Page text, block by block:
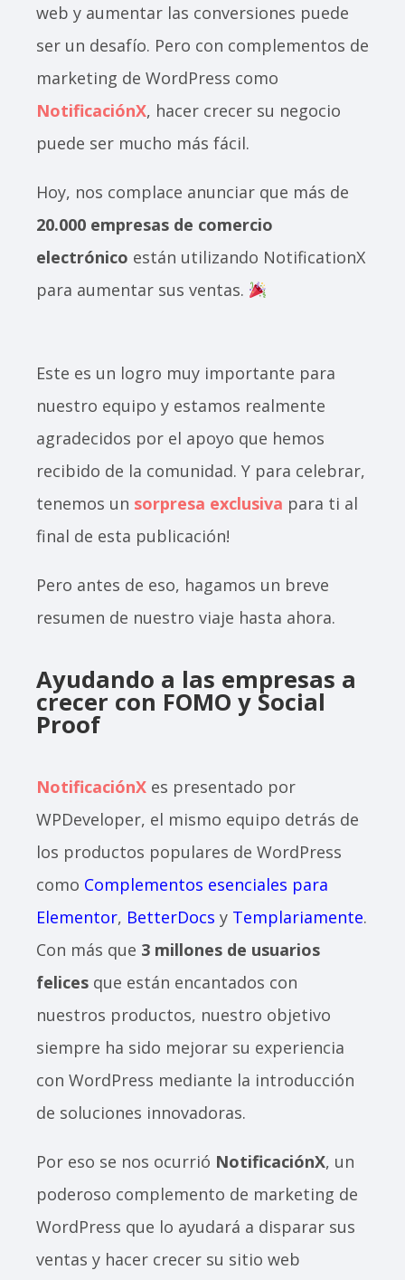
web y aumentar las conversiones puede
ser un desafío. Pero con complementos de
marketing de WordPress como
NotificaciónX, hacer crecer su negocio
puede ser mucho más fácil.
Hoy, nos complace anunciar que más de
20.000 empresas de comercio
electrónico están utilizando NotificationX
para aumentar sus ventas.
Este es un logro muy importante para
nuestro equipo y estamos realmente
agradecidos por el apoyo que hemos
recibido de la comunidad. Y para celebrar,
tenemos un sorpresa exclusiva para ti al
final de esta publicación!
Pero antes de eso, hagamos un breve
resumen de nuestro viaje hasta ahora.
Ayudando a las empresas a
crecer con FOMO y Social
Proof
NotificaciónX es presentado por
WPDeveloper, el mismo equipo detrás de
los productos populares de WordPress
como Complementos esenciales para
Elementor, BetterDocs y Templariamente.
Con más que 3 millones de usuarios
felices que están encantados con
nuestros productos, nuestro objetivo
siempre ha sido mejorar su experiencia
con WordPress mediante la introducción
de soluciones innovadoras.
Por eso se nos ocurrió NotificaciónX, un
poderoso complemento de marketing de
WordPress que lo ayudará a disparar sus
ventas y hacer crecer su sitio web